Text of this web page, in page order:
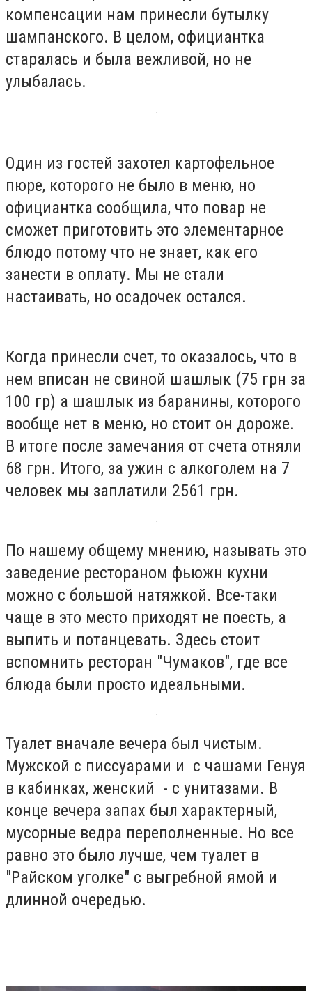
компенсации нам принесли бутылку
шампанского. В целом, официантка
старалась и была вежливой, но не
улыбалась.
Один из гостей захотел картофельное
пюре, которого не было в меню, но
официантка сообщила, что повар не
сможет приготовить это элементарное
блюдо потому что не знает, как его
занести в оплату. Мы не стали
настаивать, но осадочек остался.
Когда принесли счет, то оказалось, что в
нем вписан не свиной шашлык (75 грн за
100 гр) а шашлык из баранины, которого
вообще нет в меню, но стоит он дороже.
В итоге после замечания от счета отняли
68 грн. Итого, за ужин с алкоголем на 7
человек мы заплатили 2561 грн.
По нашему общему мнению, называть это
заведение рестораном фьюжн кухни
можно с большой натяжкой. Все-таки
чаще в это место приходят не поесть, а
выпить и потанцевать. Здесь стоит
вспомнить ресторан "Чумаков", где все
блюда были просто идеальными.
Туалет вначале вечера был чистым.
Мужской с писсуарами и с чашами Генуя
в кабинках, женский - с унитазами. В
конце вечера запах был характерный,
мусорные ведра переполненные. Но все
равно это было лучше, чем туалет в
"Райском уголке" с выгребной ямой и
длинной очередью.